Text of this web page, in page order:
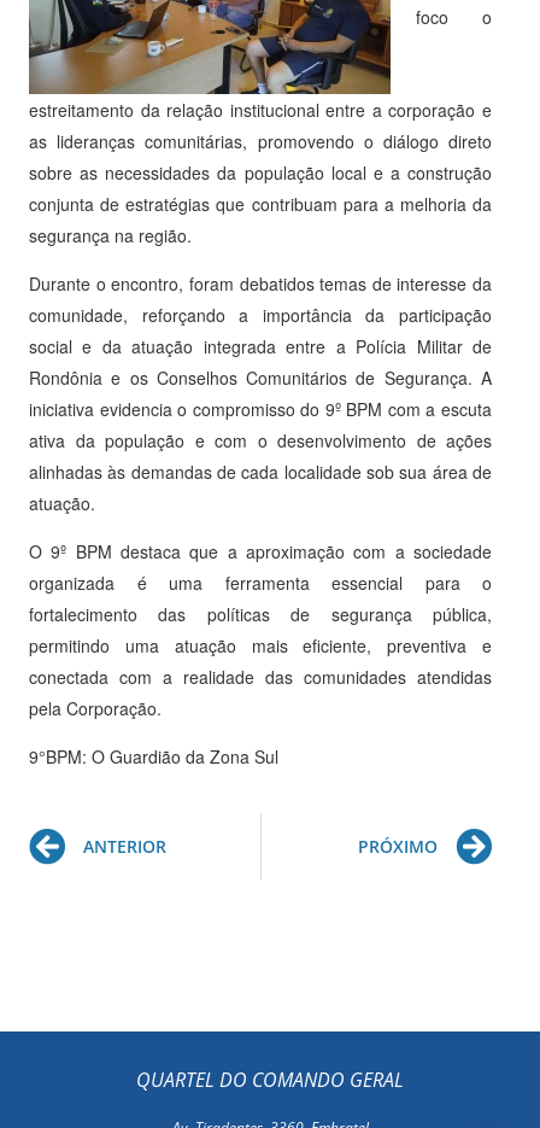
foco o
estreitamento da relação institucional entre a corporação e
as lideranças comunitárias, promovendo o diálogo direto
sobre as necessidades da população local e a construção
conjunta de estratégias que contribuam para a melhoria da
segurança na região.
Durante o encontro, foram debatidos temas de interesse da
comunidade, reforçando a importância da participação
social e da atuação integrada entre a Polícia Militar de
Rondônia e os Conselhos Comunitários de Segurança. A
iniciativa evidencia o compromisso do 9º BPM com a escuta
ativa da população e com o desenvolvimento de ações
alinhadas às demandas de cada localidade sob sua área de
atuação.
O 9º BPM destaca que a aproximação com a sociedade
organizada é uma ferramenta essencial para o
fortalecimento das políticas de segurança pública,
permitindo uma atuação mais eficiente, preventiva e
conectada com a realidade das comunidades atendidas
pela Corporação.
9°BPM: O Guardião da Zona Sul
Prev
ANTERIOR PRÓXIMO
QUARTEL DO COMANDO GERAL